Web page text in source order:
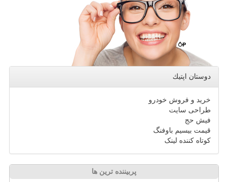
دوستان اپتیك
خرید و فروش خودرو
طراحی سایت
فیش حج
قیمت بیسیم باوفنگ
کوتاه کننده لینک
پربیننده ترین ها